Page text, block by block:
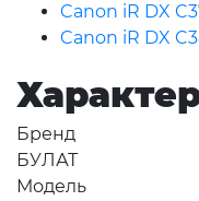
Canon iR DX
Canon iR DX
Бренд
БУЛАТ
Модель